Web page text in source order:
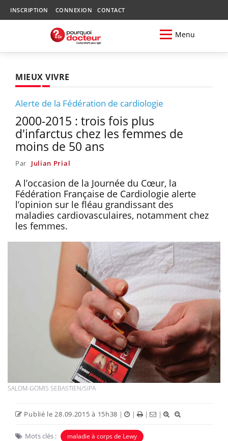
INSCRIPTION CONNEXION CONTACT
Menu
MIEUX VIVRE
Alerte de la Fédération de cardiologie
2000-2015 : trois fois plus
d'infarctus chez les femmes de
moins de 50 ans
Par Julian Prial
A l’occasion de la Journée du Cœur, la
Fédération Française de Cardiologie alerte
l’opinion sur le fléau grandissant des
maladies cardiovasculaires, notamment chez
les femmes.
SALOM-GOMIS SEBASTIEN/SIPA
Publié le 28.09.2015 à 15h38 | | | |
Mots clés :
maladie à corps de Lewy